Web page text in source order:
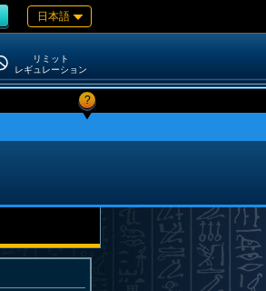
日本語
リミット
レギュレーション
?